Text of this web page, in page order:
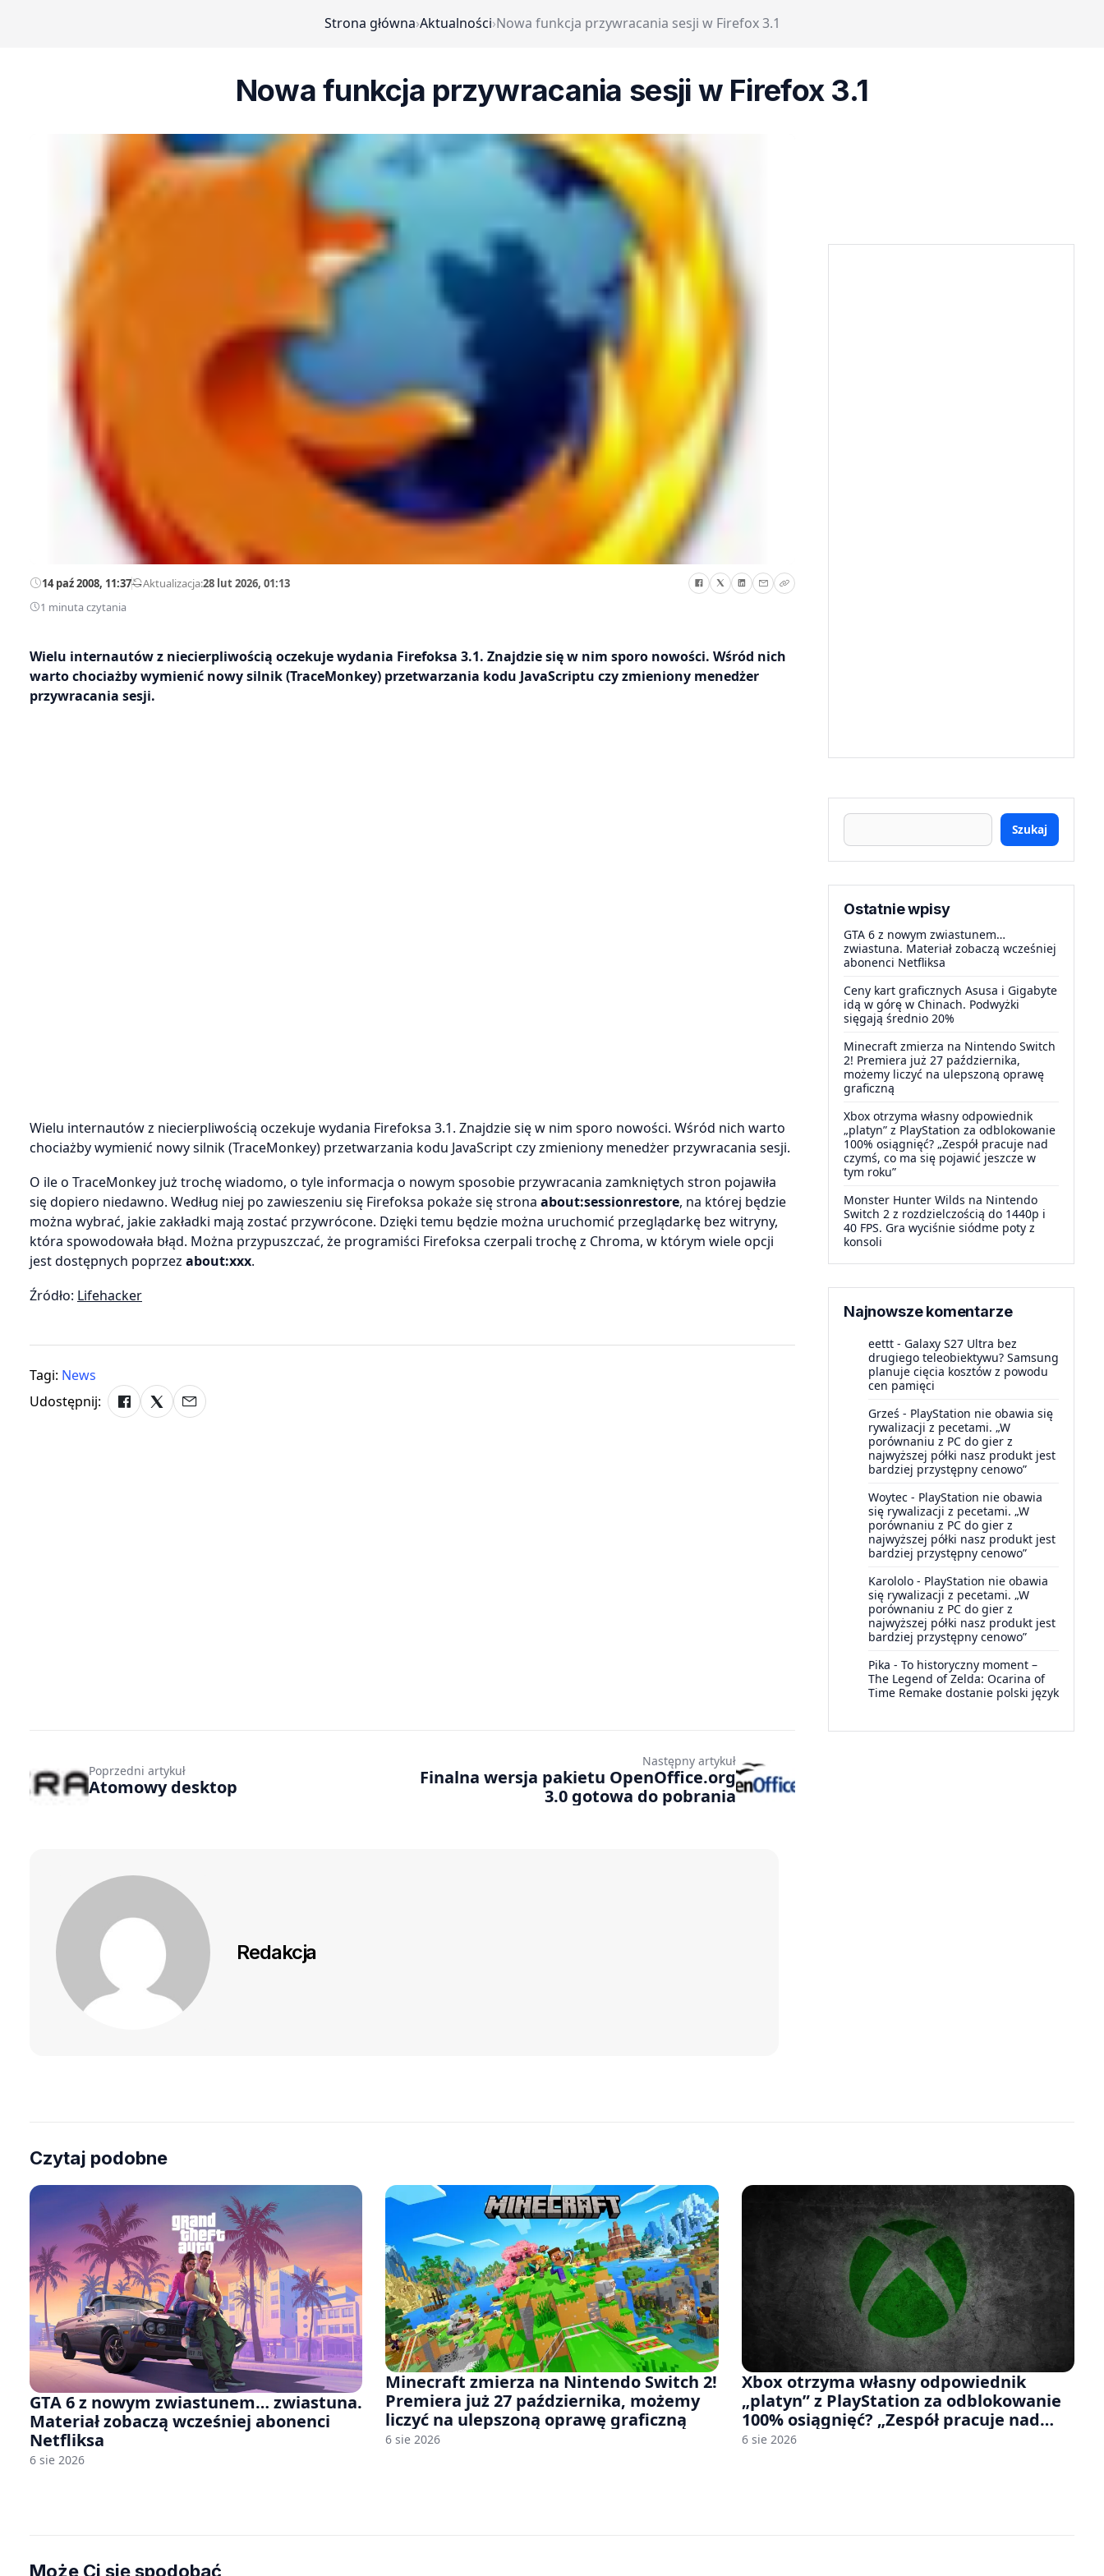
Strona główna›Aktualności›Nowa funkcja przywracania sesji w Firefox 3.1
Nowa funkcja przywracania sesji w Firefox 3.1
14 paź 2008, 11:37—Aktualizacja:28 lut 2026, 01:13
1 minuta czytania
Wielu internautów z niecierpliwością oczekuje wydania Firefoksa 3.1. Znajdzie się w nim sporo nowości. Wśród nich
warto chociażby wymienić nowy silnik (TraceMonkey) przetwarzania kodu JavaScriptu czy zmieniony menedżer
przywracania sesji.
Wielu internautów z niecierpliwością oczekuje wydania Firefoksa 3.1. Znajdzie się w nim sporo nowości. Wśród nich warto
chociażby wymienić nowy silnik (TraceMonkey) przetwarzania kodu JavaScript czy zmieniony menedżer przywracania sesji.
O ile o TraceMonkey już trochę wiadomo, o tyle informacja o nowym sposobie przywracania zamkniętych stron pojawiła
się dopiero niedawno. Według niej po zawieszeniu się Firefoksa pokaże się strona about:sessionrestore, na której będzie
można wybrać, jakie zakładki mają zostać przywrócone. Dzięki temu będzie można uruchomić przeglądarkę bez witryny,
która spowodowała błąd. Można przypuszczać, że programiści Firefoksa czerpali trochę z Chroma, w którym wiele opcji
jest dostępnych poprzez about:xxx.
Źródło: Lifehacker
Tagi: News
Udostępnij:
Szukaj
Ostatnie wpisy
GTA 6 z nowym zwiastunem…
zwiastuna. Materiał zobaczą wcześniej
abonenci Netfliksa
Ceny kart graficznych Asusa i Gigabyte
idą w górę w Chinach. Podwyżki
sięgają średnio 20%
Minecraft zmierza na Nintendo Switch
2! Premiera już 27 października,
możemy liczyć na ulepszoną oprawę
graficzną
Xbox otrzyma własny odpowiednik
„platyn” z PlayStation za odblokowanie
100% osiągnięć? „Zespół pracuje nad
czymś, co ma się pojawić jeszcze w
tym roku”
Monster Hunter Wilds na Nintendo
Switch 2 z rozdzielczością do 1440p i
40 FPS. Gra wyciśnie siódme poty z
konsoli
Najnowsze komentarze
eettt - Galaxy S27 Ultra bez
drugiego teleobiektywu? Samsung
planuje cięcia kosztów z powodu
cen pamięci
Grześ - PlayStation nie obawia się
rywalizacji z pecetami. „W
porównaniu z PC do gier z
najwyższej półki nasz produkt jest
bardziej przystępny cenowo”
Woytec - PlayStation nie obawia
się rywalizacji z pecetami. „W
porównaniu z PC do gier z
najwyższej półki nasz produkt jest
bardziej przystępny cenowo”
Karololo - PlayStation nie obawia
się rywalizacji z pecetami. „W
porównaniu z PC do gier z
najwyższej półki nasz produkt jest
bardziej przystępny cenowo”
Pika - To historyczny moment –
The Legend of Zelda: Ocarina of
Time Remake dostanie polski język
Poprzedni artykuł
Atomowy desktop
Następny artykuł
Finalna wersja pakietu OpenOffice.org
3.0 gotowa do pobrania
Redakcja
Czytaj podobne
GTA 6 z nowym zwiastunem… zwiastuna.
Materiał zobaczą wcześniej abonenci
Netfliksa
6 sie 2026
Minecraft zmierza na Nintendo Switch 2!
Premiera już 27 października, możemy
liczyć na ulepszoną oprawę graficzną
6 sie 2026
Xbox otrzyma własny odpowiednik
„platyn” z PlayStation za odblokowanie
100% osiągnięć? „Zespół pracuje nad
czymś, co ma się pojawić jeszcze w tym
6 sie 2026
Może Ci się spodobać